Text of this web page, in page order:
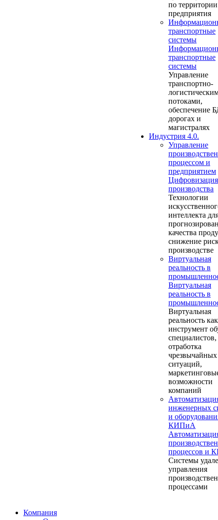
по территории
предприятия
транспортные
системы
транспортные
системы
Управление
транспортно-
потоками,
обеспечение
дорогах и
магистралях
Индустрия 4.0.
Управление
процессом и
предприятием
Цифровизация
производства
Технологии
интеллекта
качества
снижение
производстве
Виртуальная
реальность в
Виртуальная
реальность в
Виртуальная
реальность как
инструмент
специалистов,
отработка
чрезвычайных
ситуаций,
возможности
компаний
инженерных
и
КИПиА
процессов и
Системы
управления
процессами
Компания